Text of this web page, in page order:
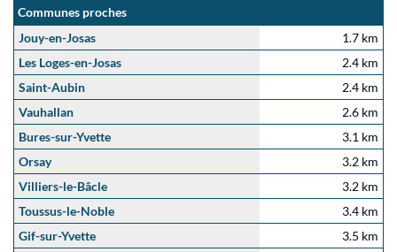
Communes proches
Jouy-en-Josas
1.7 km
Les Loges-en-Josas
2.4 km
Saint-Aubin
2.4 km
Vauhallan
2.6 km
Bures-sur-Yvette
3.1 km
Orsay
3.2 km
Villiers-le-Bâcle
3.2 km
Toussus-le-Noble
3.4 km
Gif-sur-Yvette
3.5 km